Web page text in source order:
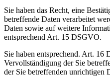
Sie haben das Recht, eine
betreffende Daten verarbeitet
Daten sowie auf weitere
entsprechend Art. 15 DSGVO.
Sie haben entsprechend. Art. 16
Vervollständigung der Sie
der Sie betreffenden unrichtigen